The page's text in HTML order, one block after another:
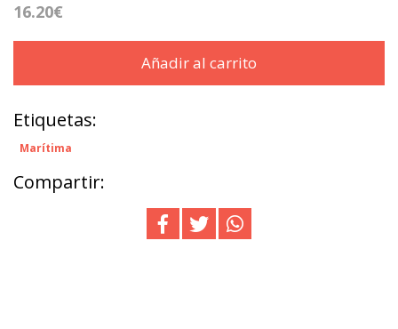
16.20€
Añadir al carrito
Etiquetas:
Marítima
Compartir: